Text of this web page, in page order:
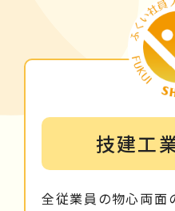
技建工
全従業員の物心両面